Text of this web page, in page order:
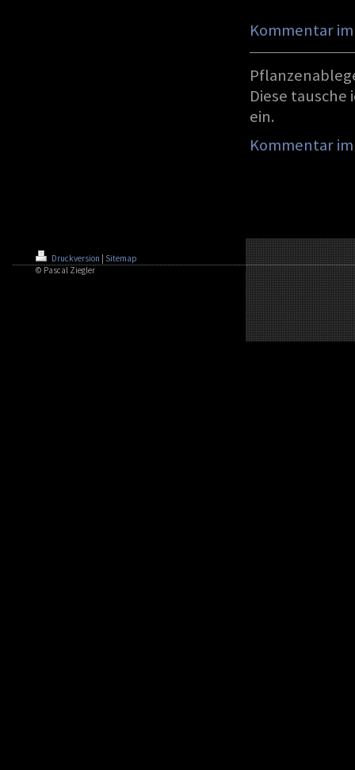
Kommentar
Diese
ein.
Kommentar
Druckversion | Sitemap
© Pascal Ziegler